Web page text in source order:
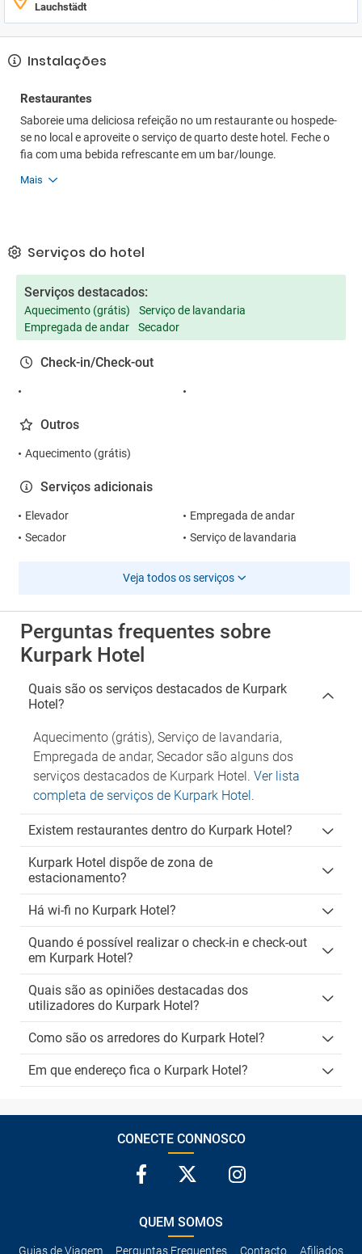
Lauchstädt
Instalações
Restaurantes
Saboreie uma deliciosa refeição no um restaurante ou hospede-
se no local e aproveite o serviço de quarto deste hotel. Feche o
fia com uma bebida refrescante em um bar/lounge.
Mais
Serviços do hotel
Serviços destacados:
Aquecimento (grátis)
Serviço de lavandaria
Empregada de andar
Secador
Check-in/Check-out
Outros
Aquecimento (grátis)
Serviços adicionais
Elevador
Empregada de andar
Secador
Serviço de lavandaria
Veja todos os serviços
Perguntas frequentes sobre
Kurpark Hotel
Quais são os serviços destacados de Kurpark
Hotel?
Aquecimento (grátis), Serviço de lavandaria,
Empregada de andar, Secador são alguns dos
serviços destacados de Kurpark Hotel. Ver lista
completa de serviços de Kurpark Hotel.
Existem restaurantes dentro do Kurpark Hotel?
Kurpark Hotel dispõe de zona de
estacionamento?
Há wi-fi no Kurpark Hotel?
Quando é possível realizar o check-in e check-out
em Kurpark Hotel?
Quais são as opiniões destacadas dos
utilizadores do Kurpark Hotel?
Como são os arredores do Kurpark Hotel?
Em que endereço fica o Kurpark Hotel?
CONECTE CONNOSCO
QUEM SOMOS
Guias de Viagem Perguntas Frequentes Contacto Afiliados